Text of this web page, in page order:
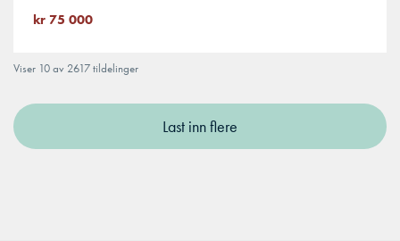
kr 75 000
Viser 10 av 2617 tildelinger
Last inn flere